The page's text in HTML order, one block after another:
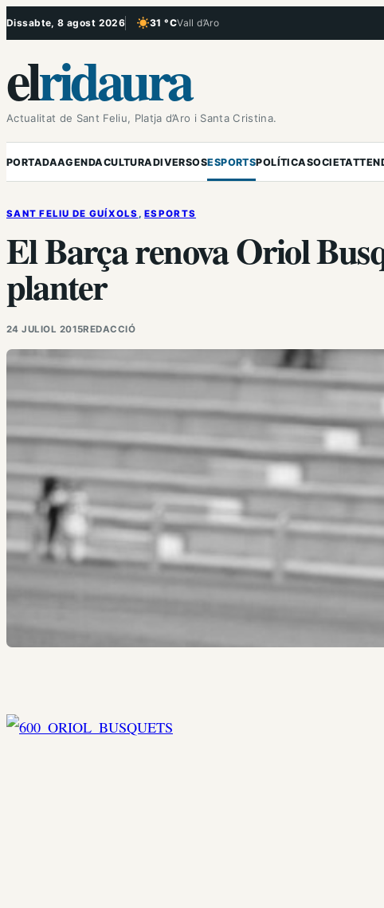
Vés
Dissabte, 8 agost 2026 31 °CVall d’Aro
, Cel serè
elridaura
Actualitat de Sant Feliu, Platja d’Aro i Santa Cristina.
PORTADAAGENDACULTURADIVERSOSESPORTSPOLÍTICASOCIETAT
SANT FELIU DE GUÍXOLS , ESPORTS
El Barça renova Oriol
planter
24 JULIOL 2015REDACCIÓ